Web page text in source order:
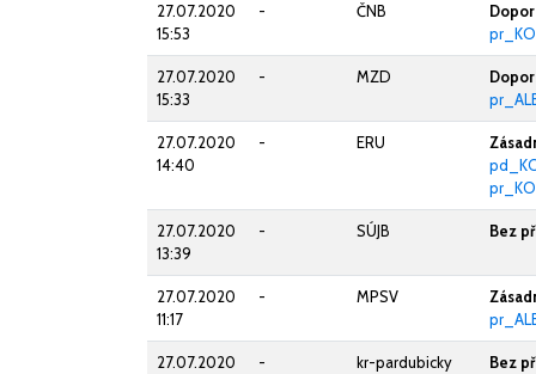
27.07.2020
15:53
- ČNB
27.07.2020
15:33
- MZD
27.07.2020
14:40
- ERU
27.07.2020
13:39
- SÚJB Bez
27.07.2020
11:17
- MPSV
27.07.2020
- kr-pardubicky Bez